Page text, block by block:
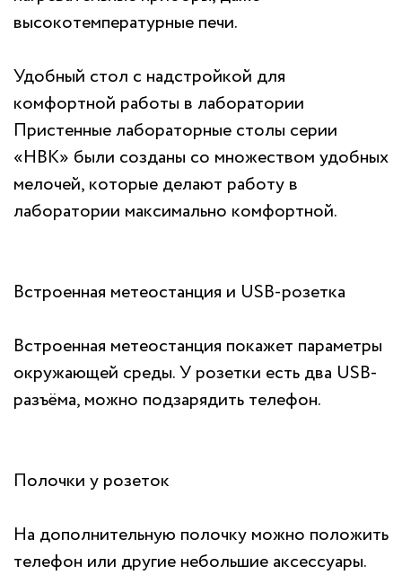
высокотемпературные печи.
Удобный стол с надстройкой для
комфортной работы в лаборатории
Пристенные лабораторные столы серии
«НВК» были созданы со множеством удобных
мелочей, которые делают работу в
лаборатории максимально комфортной.
Встроенная метеостанция и USB-розетка
Встроенная метеостанция покажет параметры
окружающей среды. У розетки есть два USB-
разъёма, можно подзарядить телефон.
Полочки у розеток
На дополнительную полочку можно положить
телефон или другие небольшие аксессуары.